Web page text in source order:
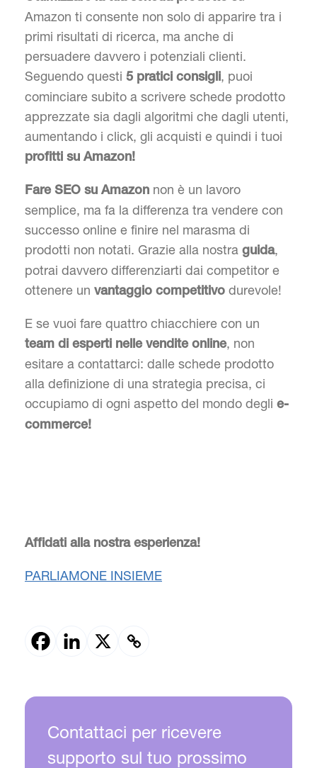
Amazon ti consente non solo di apparire tra i
primi risultati di ricerca, ma anche di
persuadere davvero i potenziali clienti.
Seguendo questi 5 pratici consigli, puoi
cominciare subito a scrivere schede prodotto
apprezzate sia dagli algoritmi che dagli utenti,
aumentando i click, gli acquisti e quindi i tuoi
profitti su Amazon!
Fare SEO su Amazon non è un lavoro
semplice, ma fa la differenza tra vendere con
successo online e finire nel marasma di
prodotti non notati. Grazie alla nostra guida,
potrai davvero differenziarti dai competitor e
ottenere un vantaggio competitivo durevole!
E se vuoi fare quattro chiacchiere con un
team di esperti nelle vendite online, non
esitare a contattarci: dalle schede prodotto
alla definizione di una strategia precisa, ci
occupiamo di ogni aspetto del mondo degli e-
commerce!
Affidati alla nostra esperienza!
PARLIAMONE INSIEME
Contattaci per ricevere
supporto sul tuo prossimo